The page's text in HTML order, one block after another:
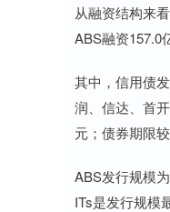
从融资结构来
ABS融资157.0
其中，信用债
润、信达、首
元；债券期限
ABS发行规模
ITs是发行规模